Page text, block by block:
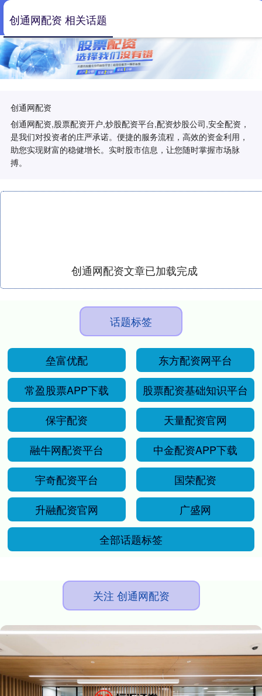
创通网配资
创通网配资,股票配资开户,炒股配资平台,配资炒股公司,安全配资，
是我们对投资者的庄严承诺。便捷的服务流程，高效的资金利用，
助您实现财富的稳健增长。实时股市信息，让您随时掌握市场脉
搏。
创通网配资 相关话题
创通网配资文章已加载完成
话题标签
垒富优配
东方配资网平台
常盈股票APP下载
股票配资基础知识平台
保宇配资
天量配资官网
融牛网配资平台
中金配资APP下载
宇奇配资平台
国荣配资
升融配资官网
广盛网
全部话题标签
关注 创通网配资